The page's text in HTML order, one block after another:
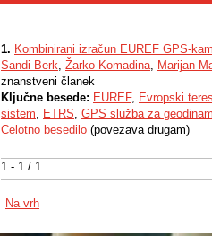
1 - 1 / 1
1. Kombinirani izračun EUREF GPS-
Sandi Berk, Žarko Komadina, Marijan
znanstveni članek
Ključne besede: EUREF, Evropski
sistem, ETRS, GPS služba za
Celotno besedilo (povezava drugam)
Na vrh